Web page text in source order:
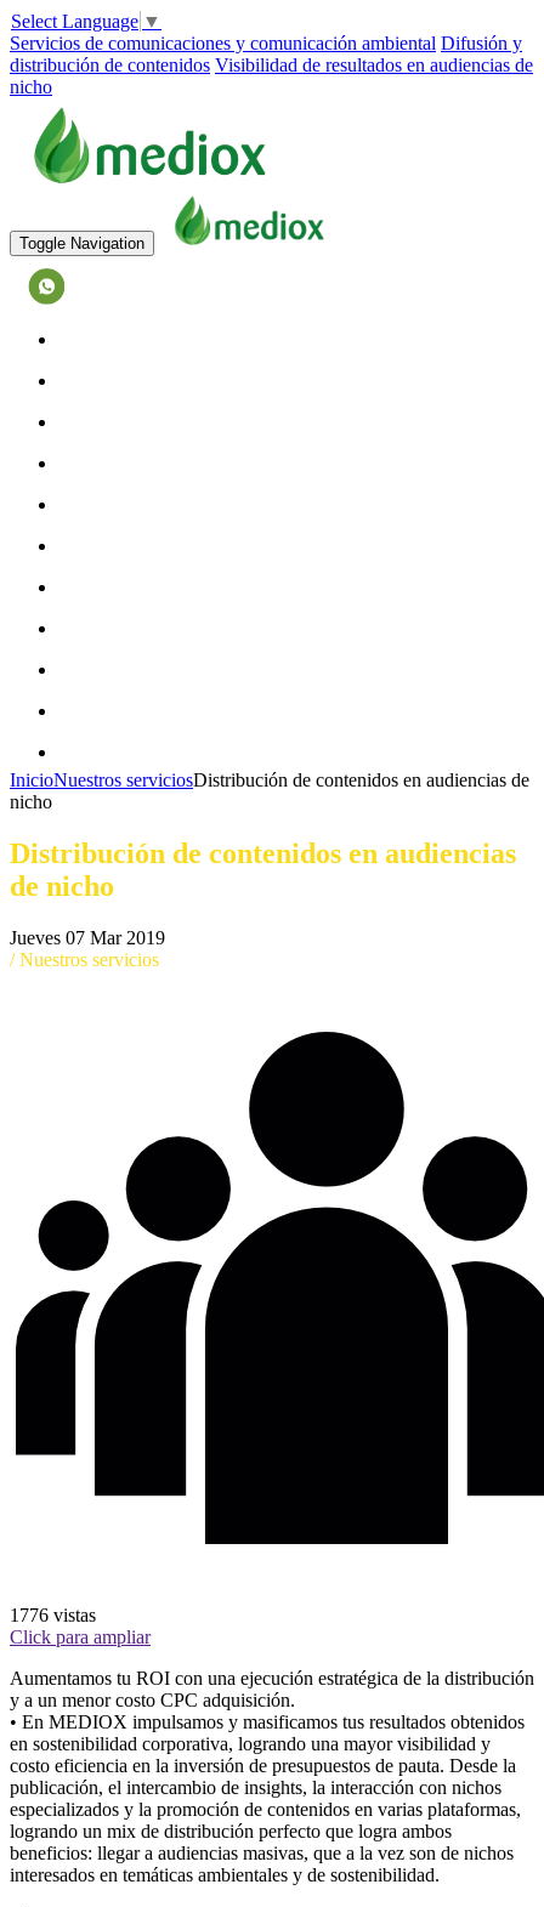
Select Language ▼
Servicios de comunicaciones y comunicación ambiental Difusión y
distribución de contenidos Visibilidad de resultados en audiencias de
nicho
Toggle Navigation
InicioNuestros serviciosDistribución de contenidos en audiencias de
nicho
Distribución de contenidos en audiencias
de nicho
Jueves 07 Mar 2019
/ Nuestros servicios
1776 vistas
Click para ampliar
Aumentamos tu ROI con una ejecución estratégica de la distribución
y a un menor costo CPC adquisición.
• En MEDIOX impulsamos y masificamos tus resultados obtenidos
en sostenibilidad corporativa, logrando una mayor visibilidad y
costo eficiencia en la inversión de presupuestos de pauta. Desde la
publicación, el intercambio de insights, la interacción con nichos
especializados y la promoción de contenidos en varias plataformas,
logrando un mix de distribución perfecto que logra ambos
beneficios: llegar a audiencias masivas, que a la vez son de nichos
interesados en temáticas ambientales y de sostenibilidad.